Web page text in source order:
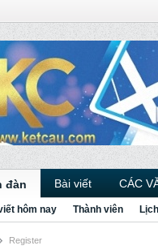
đàn Bài viết CÁC
hôm nay Thành viên Lịch
Register